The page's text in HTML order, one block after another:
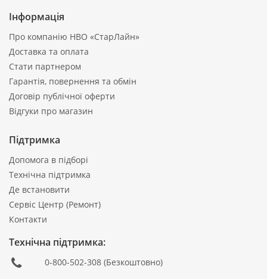
Інформація
Про компанію НВО «СтарЛайн»
Доставка та оплата
Стати партнером
Гарантія, повернення та обмін
Договір публічної оферти
Відгуки про магазин
Підтримка
Допомога в підборі
Технічна підтримка
Де встановити
Сервіс Центр (Ремонт)
Контакти
Технічна підтримка:
0-800-502-308(Безкоштовно)